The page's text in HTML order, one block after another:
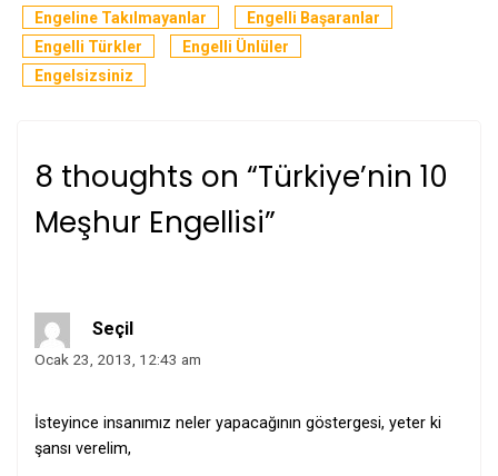
Engeline Takılmayanlar
Engelli Başaranlar
Engelli Türkler
Engelli Ünlüler
Engelsizsiniz
8 thoughts on “Türkiye’nin 10
Meşhur Engellisi”
Seçil
Ocak 23, 2013, 12:43 am
İsteyince insanımız neler yapacağının göstergesi, yeter ki
şansı verelim,